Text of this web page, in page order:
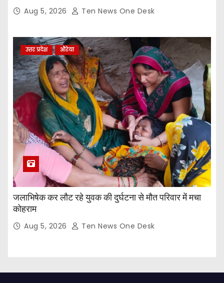
Aug 5, 2026 Ten News One Desk
उत्तर प्रदेश औरेया
जलाभिषेक कर लौट रहे युवक की दुर्घटना से मौत परिवार में मचा
कोहराम
Aug 5, 2026 Ten News One Desk